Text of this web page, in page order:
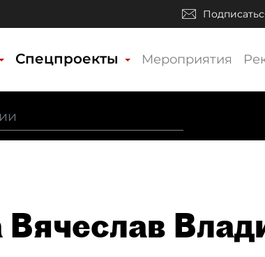
Спецпроекты Мероприятия